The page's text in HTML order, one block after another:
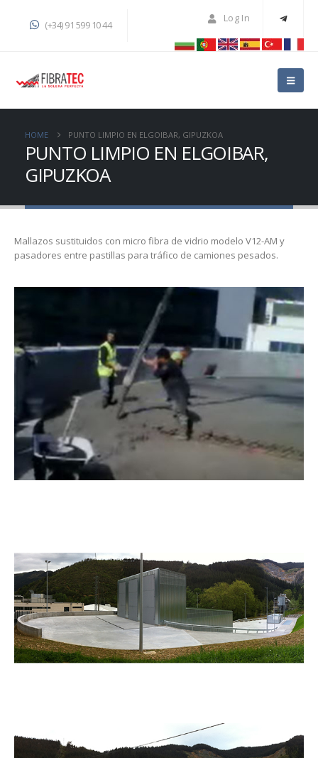
(+34) 91 599 10 44
Log In
HOME PUNTO LIMPIO EN ELGOIBAR, GIPUZKOA
PUNTO LIMPIO EN ELGOIBAR,
GIPUZKOA
Mallazos sustituidos con micro fibra de vidrio modelo V12-AM y
pasadores entre pastillas para tráfico de camiones pesados.